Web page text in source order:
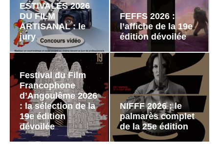
ESTIVALES 2026
DU FILM
ARTISANAL : le
jury
FEFFS 2026 :
l’affiche de la 19e
édition dévoilée
Festival du Film
Francophone
d’Angoulême 2026
: la sélection de la
19e édition
dévoilée
NIFFF 2026 : le
palmarès complet
de la 25e édition